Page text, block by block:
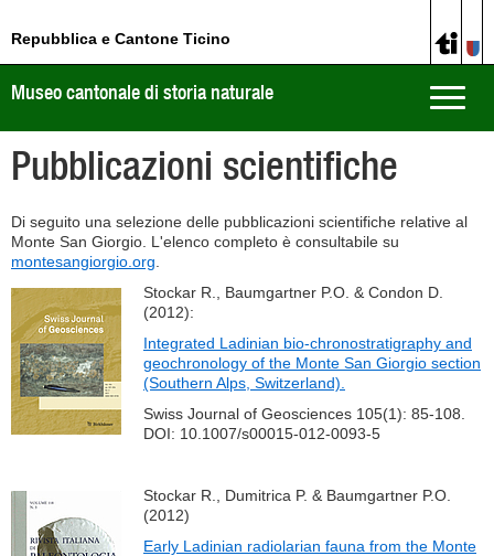
Repubblica e Cantone Ticino
Toggle
Museo cantonale di storia naturale
Pubblicazioni scientifiche
Di seguito una selezione delle pubblicazioni scientifiche relative al
Monte San Giorgio. L'elenco completo è consultabile su
montesangiorgio.org
Stockar R., Baumgartner P.O. & Condon D.
(2012):
Integrated Ladinian bio-chronostratigraphy and
geochronology of the Monte San Giorgio section
(Southern Alps, Switzerland).
Swiss Journal of Geosciences 105(1): 85-108.
DOI: 10.1007/s00015-012-0093-5
Stockar R., Dumitrica P. & Baumgartner P.O.
(2012)
Early Ladinian radiolarian fauna from the Monte